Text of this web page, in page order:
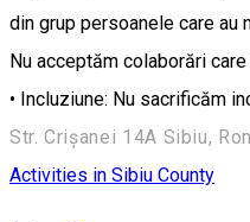
din grup persoanele care au
Nu acceptăm colaborări
• Incluziune: Nu sacrificăm
Str. Crișanei 14A Sibiu,
Activities in Sibiu County